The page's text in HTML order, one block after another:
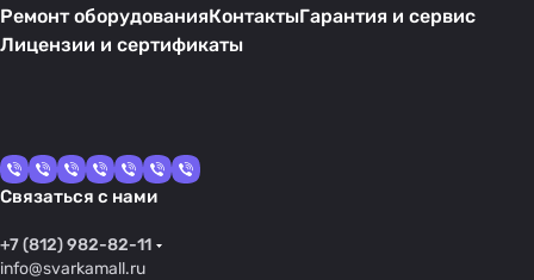
Ремонт оборудованияКонтактыГарантия и сервис
Лицензии и сертификаты
Связаться с нами
+7 (812) 982-82-11
info@svarkamall.ru